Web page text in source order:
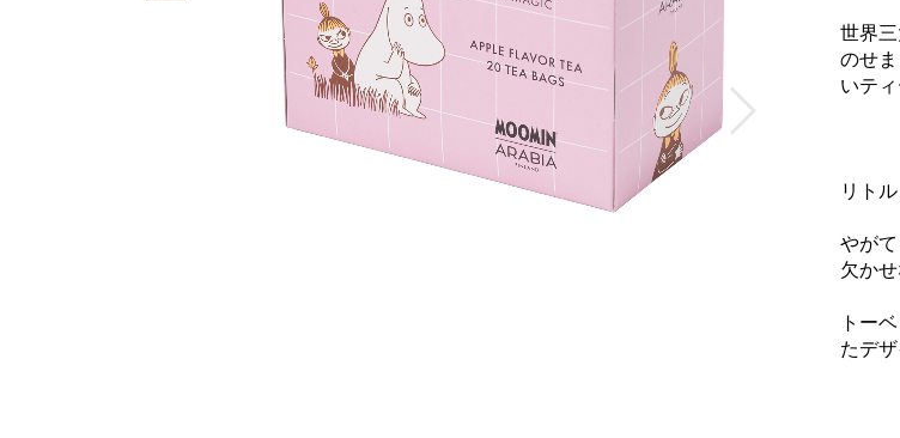
世界
のせ
いテ
リト
やが
欠か
トー
たデザ